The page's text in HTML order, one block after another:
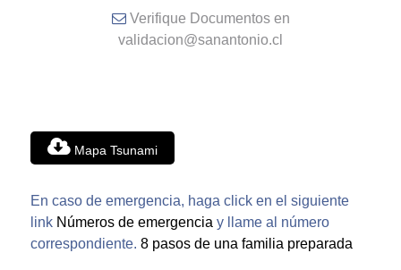
Verifique Documentos en
validacion@sanantonio.cl
Mapa Tsunami
En caso de emergencia, haga click en el siguiente
link Números de emergencia y llame al número
correspondiente. 8 pasos de una familia preparada